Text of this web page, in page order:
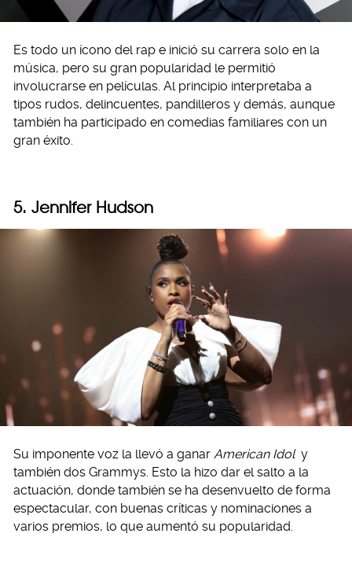
Es todo un ícono del rap e inició su carrera solo en la
música, pero su gran popularidad le permitió
involucrarse en películas. Al principio interpretaba a
tipos rudos, delincuentes, pandilleros y demás, aunque
también ha participado en comedias familiares con un
gran éxito.
5. Jennifer Hudson
Su imponente voz la llevó a ganar American Idol y
también dos Grammys. Esto la hizo dar el salto a la
actuación, donde también se ha desenvuelto de forma
espectacular, con buenas críticas y nominaciones a
varios premios, lo que aumentó su popularidad.